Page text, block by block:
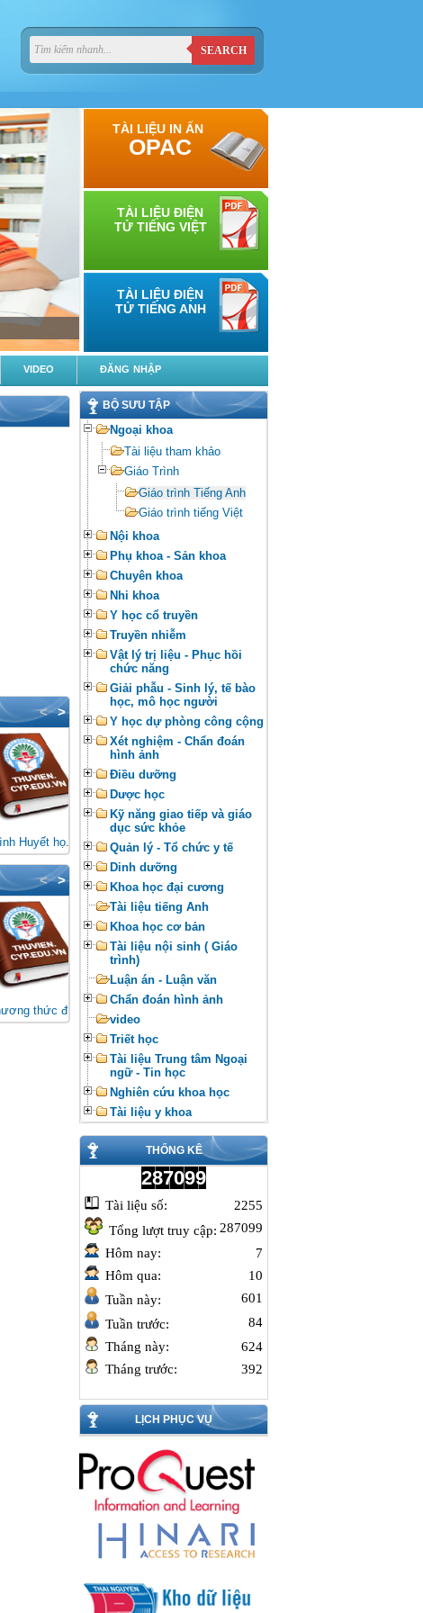
SEARCH
TÀI LIỆU IN ẤN
OPAC
TÀI LIỆU ĐIỆN
TỬ TIẾNG VIỆT
TÀI LIỆU ĐIỆN
TỬ TIẾNG ANH
VIDEO ĐĂNG NHẬP
BỘ SƯU TẬP
Ngoại khoa
Tài liệu tham khảo
Giáo Trình
Giáo trình Tiếng Anh
Giáo trình tiếng Việt
Nội khoa
Phụ khoa - Sản khoa
Chuyên khoa
Nhi khoa
Y học cổ truyền
Truyền nhiễm
Vật lý trị liệu - Phục hồi
chức năng
Giải phẫu - Sinh lý, tế bào
học, mô học người
Y học dự phòng công cộng
Xét nghiệm - Chẩn đoán
hình ảnh
Điều dưỡng
Dược học
Kỹ năng giao tiếp và giáo
dục sức khỏe
Quản lý - Tổ chức y tế
Dinh dưỡng
Khoa học đại cương
Tài liệu tiếng Anh
Khoa học cơ bản
Tài liệu nội sinh ( Giáo
trình)
Luận án - Luận văn
Chẩn đoán hình ảnh
video
Triết học
Tài liệu Trung tâm Ngoại
ngữ - Tin học
Nghiên cứu khoa học
Tài liệu y khoa
THỐNG KÊ
287099
Tài liệu số:
2255
Tổng lượt truy cập: 287099
Hôm nay:
7
Hôm qua:
10
Tuần này:
601
Tuần trước:
84
Tháng này:
624
Tháng trước:
392
LỊCH PHỤC VỤ
Giáo trình Huyết học tế bào (Đối tượng: Cao đẳng xét nghiệm) Giáo trình Sức khỏe sinh sản (Đối tượng: Cao đẳng Y sỹ đa khoa)
< >
Các phương thức điều trị bằng vật lý
< >